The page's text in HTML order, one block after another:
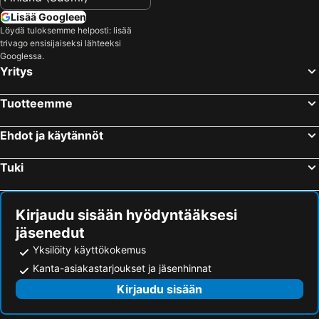
Schlössle Hotel - Small Luxury Hotels of the World
Peoleo Hotell
Lillekula Hotel
Tähetorni Hotel
Saku Mois & Saku Manor
Hotel St Petersbourg
Lisää Googleen
Löydä tuloksemme helposti: lisää
trivago ensisijaiseksi lähteeksi
Googlessa.
Yritys
Tuotteemme
Ehdot ja käytännöt
Tuki
Kirjaudu sisään hyödyntääksesi
jäsenedut
Yksilöity käyttökokemus
Kanta-asiakastarjoukset ja jäsenhinnat
Kirjaudu sisään